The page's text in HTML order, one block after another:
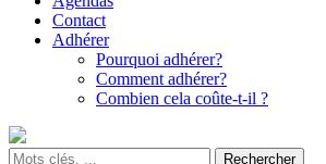
Contact
Adhérer
Pourquoi adhérer?
Comment adhérer?
Combien cela coûte-t-il ?